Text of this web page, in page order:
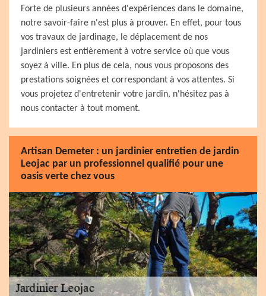
Forte de plusieurs années d'expériences dans le domaine,
notre savoir-faire n'est plus à prouver. En effet, pour tous
vos travaux de jardinage, le déplacement de nos
jardiniers est entièrement à votre service où que vous
soyez à ville. En plus de cela, nous vous proposons des
prestations soignées et correspondant à vos attentes. Si
vous projetez d'entretenir votre jardin, n'hésitez pas à
nous contacter à tout moment.
Artisan Demeter : un jardinier entretien de jardin
Leojac par un professionnel qualifié pour une
oasis verte chez vous